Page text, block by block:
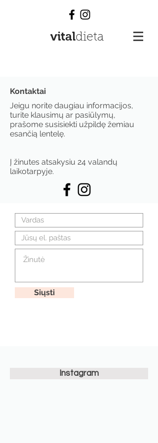
vitaldieta
Jeigu norite daugiau informacijos,
turite klausimų ar pasiūlymų,
prašome susisiekti užpildę žemiau
esančią lentelę.
Į žinutes atsakysiu 24 valandų
laikotarpyje.
Kontaktai
Siųsti
Instagram